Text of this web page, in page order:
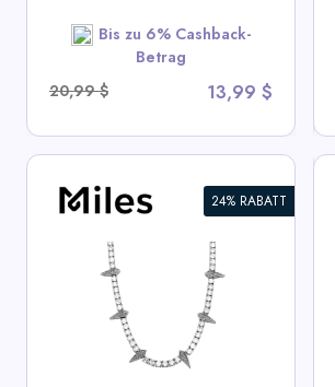
Bis zu 6% Cashback-
Betrag
20,99 $
13,99 $
SHOP NOW
24% RABATT
6mm Iced Out Star Tennis
Kette
View All Miles Deals